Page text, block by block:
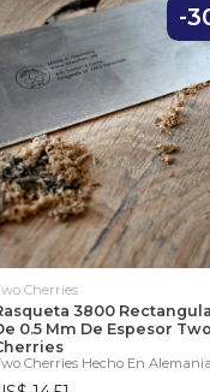
-
Cherries
3800
0.5 Mm De Espesor Two
Cherries Hecho En Alemania